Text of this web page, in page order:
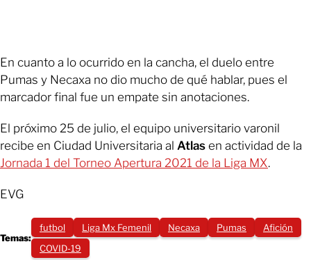
En cuanto a lo ocurrido en la cancha, el duelo entre
Pumas y Necaxa no dio mucho de qué hablar, pues el
marcador final fue un empate sin anotaciones.
El próximo 25 de julio, el equipo universitario varonil
recibe en Ciudad Universitaria al Atlas en actividad de la
Jornada 1 del Torneo Apertura 2021 de la Liga MX.
EVG
Temas:
futbol Liga Mx Femenil Necaxa Pumas
Afición
COVID-19